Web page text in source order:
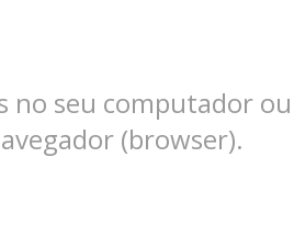
no seu computador ou
(browser).